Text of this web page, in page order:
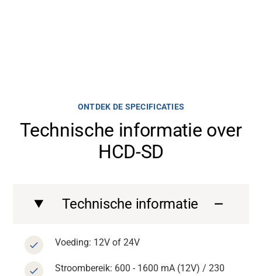
ONTDEK DE SPECIFICATIES
Technische informatie over
HCD-SD
Technische informatie
Voeding: 12V of 24V
Stroombereik: 600 - 1600 mA (12V) / 230